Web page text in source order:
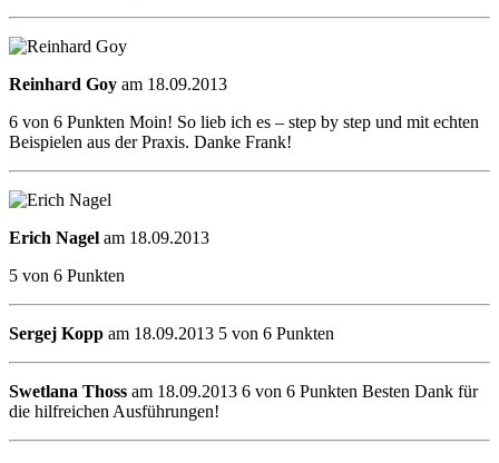
Reinhard Goy am 18.09.2013
6 von 6 Punkten Moin! So lieb ich es – step by step und mit echten
Beispielen aus der Praxis. Danke Frank!
Erich Nagel am 18.09.2013
5 von 6 Punkten
Sergej Kopp am 18.09.2013 5 von 6 Punkten
Swetlana Thoss am 18.09.2013 6 von 6 Punkten Besten Dank für
die hilfreichen Ausführungen!